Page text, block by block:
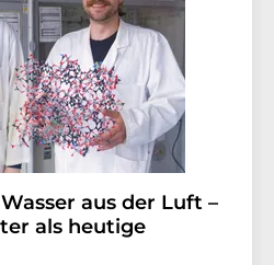
aus der Luft –
als heutige